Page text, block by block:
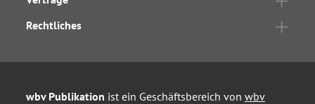
Rechtliches
wbv Publikation ist ein Geschäftsbereich von wbv